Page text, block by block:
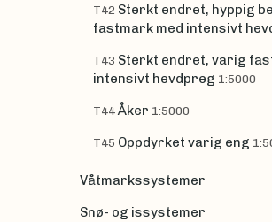
T42 Sterkt endret, hyppig
fastmark med intensivt
T43 Sterkt endret, varig
intensivt hevdpreg 1:5000
T44 Åker 1:5000
T45 Oppdyrket varig eng
Våtmarkssystemer
Snø- og issystemer